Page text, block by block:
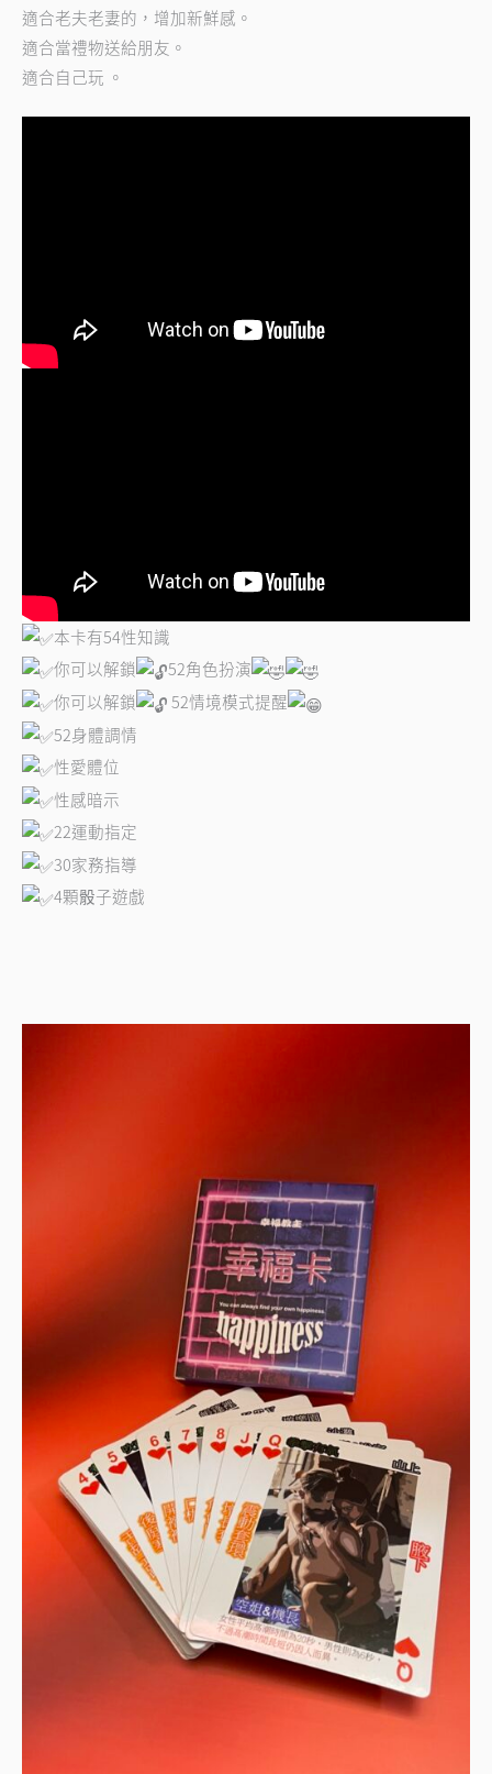
適合老夫老妻的，增加新鮮感。
適合當禮物送給朋友。
適合自己玩 。
本卡有54性知識
你可以解鎖
52角色扮演
你可以解鎖
52情境模式提醒
52身體調情
性愛體位
性感暗示
22運動指定
30家務指導
4顆骰子遊戲